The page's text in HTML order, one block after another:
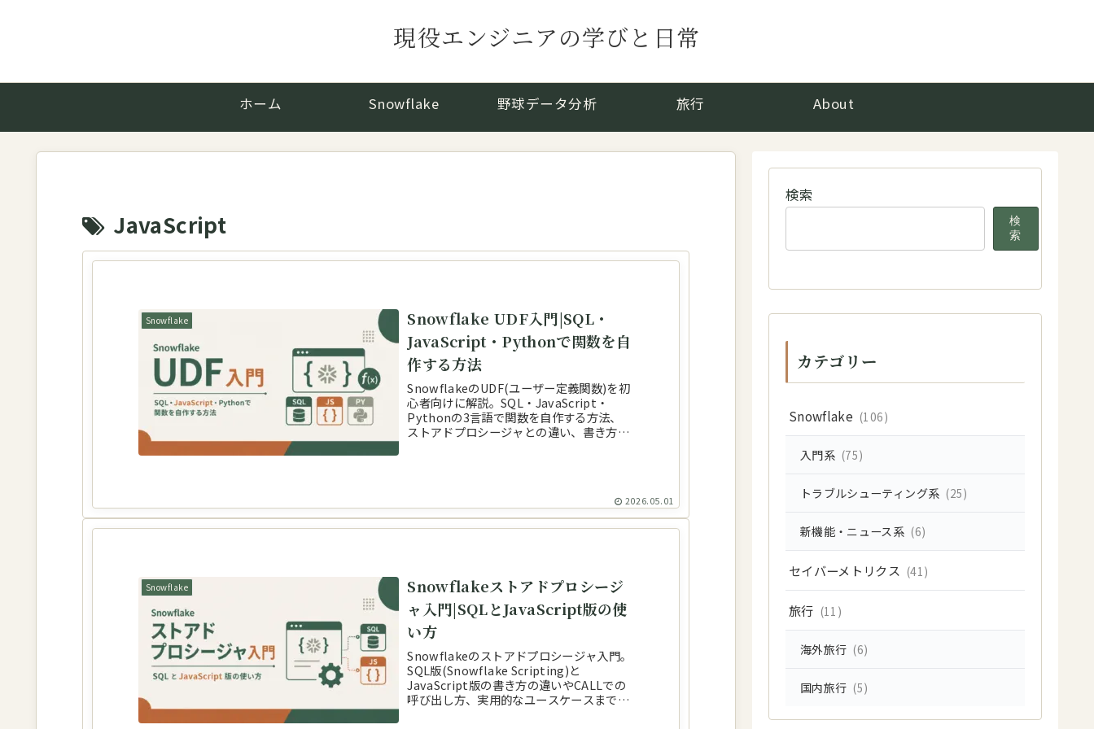
現役エンジニアの学びと日常
ホーム Snowflake 野球データ分析 旅行 About
JavaScript
Snowflake
Snowflake UDF入門|SQL・
JavaScript・Pythonで関数を自
作する方法
SnowflakeのUDF(ユーザー定義関数)を初
心者向けに解説。SQL・JavaScript・
Pythonの3言語で関数を自作する方法、
ストアドプロシージャとの違い、書き方の
2026.05.01
Snowflake
Snowflakeストアドプロシージ
ャ入門|SQLとJavaScript版の使
い方
Snowflakeのストアドプロシージャ入門。
SQL版(Snowflake Scripting)と
JavaScript版の書き方の違いやCALLでの
呼び出し方、実用的なユースケースまで初
検索
検
索
カテゴリー
Snowflake (106)
入門系 (75)
トラブルシューティング系 (25)
新機能・ニュース系 (6)
セイバーメトリクス (41)
旅行 (11)
海外旅行 (6)
国内旅行 (5)